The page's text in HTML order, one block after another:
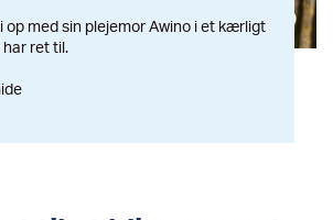
op med sin plejemor Awino i et kærligt
har ret til.